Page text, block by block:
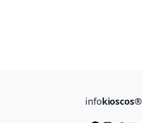
infokioscos®